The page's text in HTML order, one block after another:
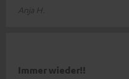
Anja H.
Immer wieder!!